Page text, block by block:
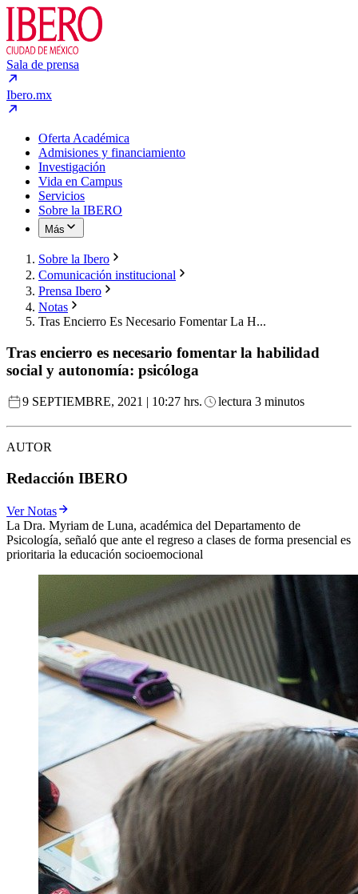
Sala de prensa
Ibero.mx
Oferta Académica
Admisiones y financiamiento
Investigación
Vida en Campus
Servicios
Sobre la IBERO
Más
Sobre la Ibero
Comunicación institucional
Prensa Ibero
Notas
Tras Encierro Es Necesario Fomentar La H...
Tras encierro es necesario fomentar la habilidad
social y autonomía: psicóloga
9 SEPTIEMBRE, 2021 | 10:27 hrs. lectura 3 minutos
AUTOR
Redacción IBERO
Ver Notas
La Dra. Myriam de Luna, académica del Departamento de
Psicología, señaló que ante el regreso a clases de forma presencial es
prioritaria la educación socioemocional